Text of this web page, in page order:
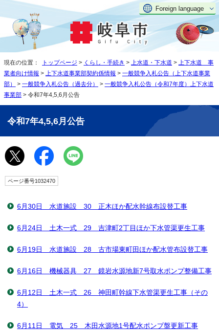
Foreign language
現在の位置： トップページ > くらし・手続き > 上水道・下水道 >
上下水道 事
業者向け情報 > 上下水道事業部契約係情報 > 一般競争入札公告（上下水道事業
部）
> 一般競争入札公告（過去分） > 一般競争入札公告（令和7年度）上下水道
事業部 > 令和7年4,5,6月公告
令和7年4,5,6月公告
ページ番号1032470
6月30日 水道施設 30 正木ほか配水幹線布設替工事
6月24日 土木一式 29 吉津町2丁目ほか下水管渠更生工事
6月19日 水道施設 28 古市場東町田ほか配水管布設替工事
6月16日 機械器具 27 鏡岩水源地新7号取水ポンプ整備工事
6月12日 土木一式 26 神田町幹線下水管渠更生工事（その
4）
6月11日 電気 25 木田水源地1号配水ポンプ盤更新工事